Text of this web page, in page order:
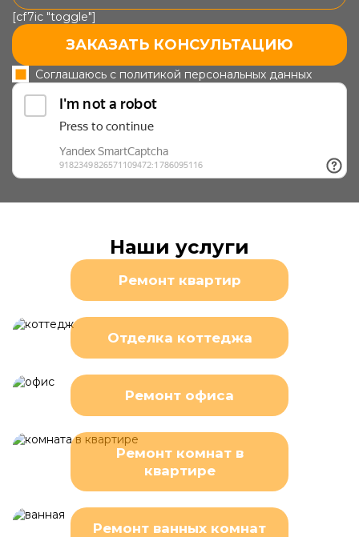
[cf7ic "toggle"]
ЗАКАЗАТЬ КОНСУЛЬТАЦИЮ
Соглашаюсь с политикой персональных данных
Наши услуги
Ремонт квартир
Отделка коттеджа
Ремонт офиса
Ремонт комнат в
квартире
Ремонт ванных комнат